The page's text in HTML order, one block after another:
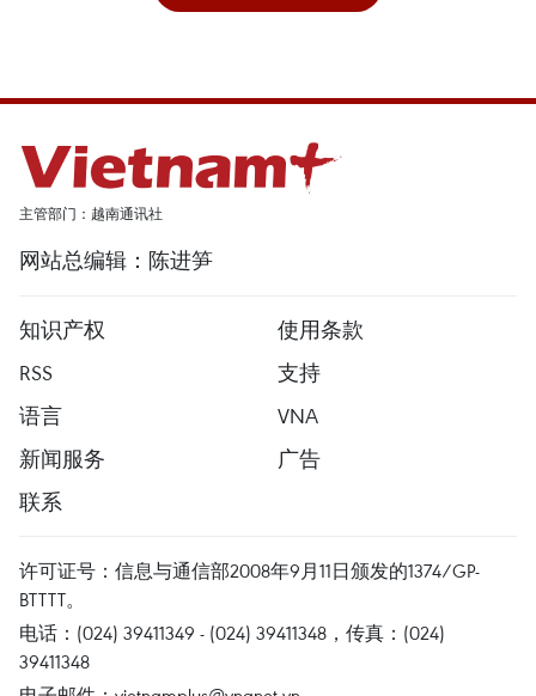
主管部门：越南通讯社
网站总编辑：陈进笋
知识产权
使用条款
RSS
支持
语言
VNA
新闻服务
广告
联系
许可证号：信息与通信部2008年9月11日颁发的1374/GP-
BTTTT。
电话：(024) 39411349 - (024) 39411348，传真：(024)
39411348